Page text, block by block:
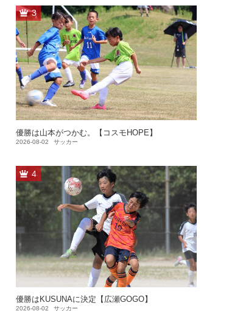
3
優勝は山本がつかむ。【コスモHOPE】
2026-08-02 サッカー
4
優勝はKUSUNAに決定【広瀬GOGO】
2026-08-02 サッカー